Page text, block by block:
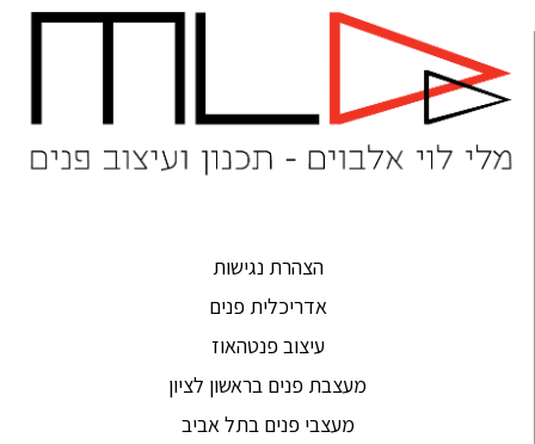
הצהרת נגישות
אדריכלית פנים
עיצוב פנטהאוז
מעצבת פנים בראשון לציון
מעצבי פנים בתל אביב